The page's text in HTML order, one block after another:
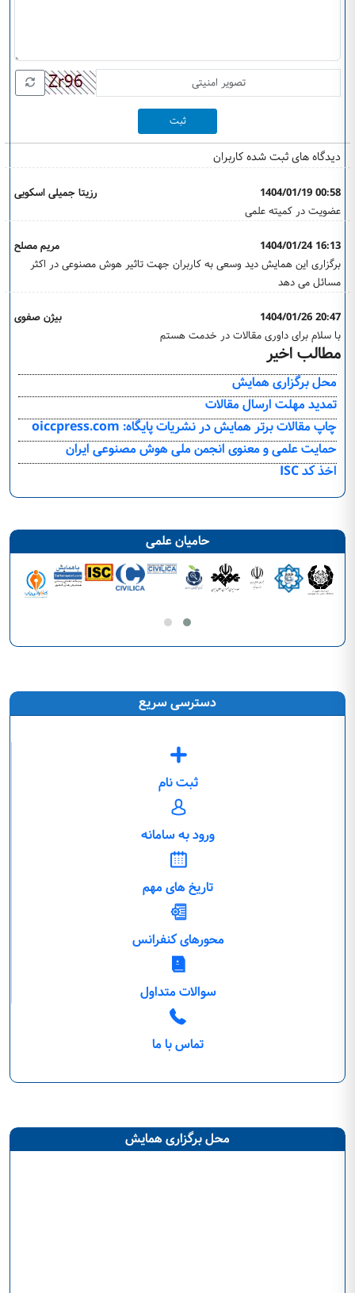
ثبت
دیدگاه های ثبت شده کاربران
رزیتا جمیلی اسکویی
1404/01/19 00:58
عضویت در کمیته علمی
مریم مصلح
1404/01/24 16:13
برگزاری این همایش دید وسعی به کاربران جهت تاثیر هوش مصنوعی در اکثر
مسائل می دهد
بیژن صفوی
1404/01/26 20:47
با سلام برای داوری مقالات در خدمت هستم
مطالب اخیر
محل برگزاری همایش
تمدید مهلت ارسال مقالات
چاپ مقالات برتر همایش در نشریات پایگاه: oiccpress.com
حمایت علمی و معنوی انجمن ملی هوش مصنوعی ایران
اخذ کد ISC
حامیان علمی
دسترسی سریع
ثبت نام
ورود به سامانه
تاریخ های مهم
محورهای کنفرانس
سوالات متداول
تماس با ما
محل برگزاری همایش